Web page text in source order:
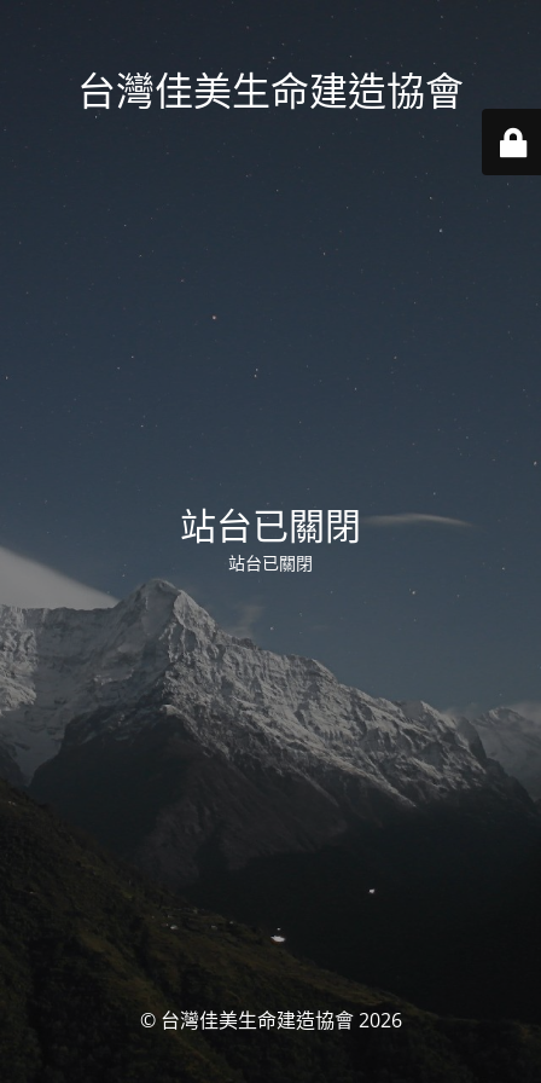
台灣佳美生命建造協會
站台已關閉
站台已關閉
© 台灣佳美生命建造協會 2026